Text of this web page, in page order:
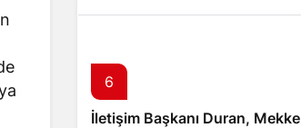
sağlayacak
6
İletişim Başkanı Duran, Mekke